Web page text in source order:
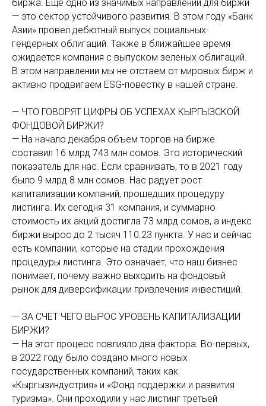
биржа. Еще одно из значимых направлений для биржи
— это сектор устойчивого развития. В этом году «Банк
Азии» провел дебютный выпуск социальных-
гендерных облигаций. Также в ближайшее время
ожидается компания с выпуском зеленых облигаций.
В этом направлении мы не отстаем от мировых бирж и
активно продвигаем ESG-повестку в нашей стране.
— ЧТО ГОВОРЯТ ЦИФРЫ ОБ УСПЕХАХ КЫРГЫЗСКОЙ
ФОНДОВОЙ БИРЖИ?
— На начало декабря объем торгов на бирже
составил 16 млрд 743 млн сомов. Это исторический
показатель для нас. Если сравнивать, то в 2021 году
было 9 млрд 8 млн сомов. Нас радует рост
капитализации компаний, прошедших процедуру
листинга. Их сегодня 31 компания, и суммарно
стоимость их акций достигла 73 млрд сомов, а индекс
биржи вырос до 2 тысяч 110.23 пункта. У нас и сейчас
есть компании, которые на стадии прохождения
процедуры листинга. Это означает, что наш бизнес
понимает, почему важно выходить на фондовый
рынок для диверсификации привлечения инвестиций.
— ЗА СЧЕТ ЧЕГО ВЫРОС УРОВЕНЬ КАПИТАЛИЗАЦИИ
БИРЖИ?
— На этот процесс повлияло два фактора. Во-первых,
в 2022 году было создано много новых
государственных компаний, таких как
«Кыргызиндустрия» и «Фонд поддержки и развития
туризма». Они проходили у нас листинг третьей